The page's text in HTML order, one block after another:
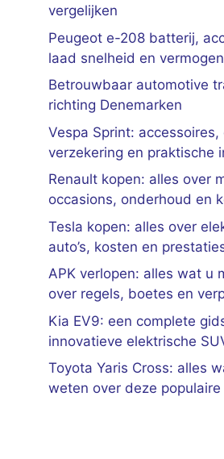
vergelijken
Peugeot e-208 batterij,
laad snelheid en vermogen
Betrouwbaar automotive
richting Denemarken
Vespa Sprint:
verzekering en praktische
Renault kopen: alles over
occasions, onderhoud en
Tesla kopen: alles over
auto’s, kosten en
APK verlopen: alles wat u
over regels, boetes en
Kia EV9: een complete
innovatieve elektrische
Toyota Yaris Cross: alles
weten over deze